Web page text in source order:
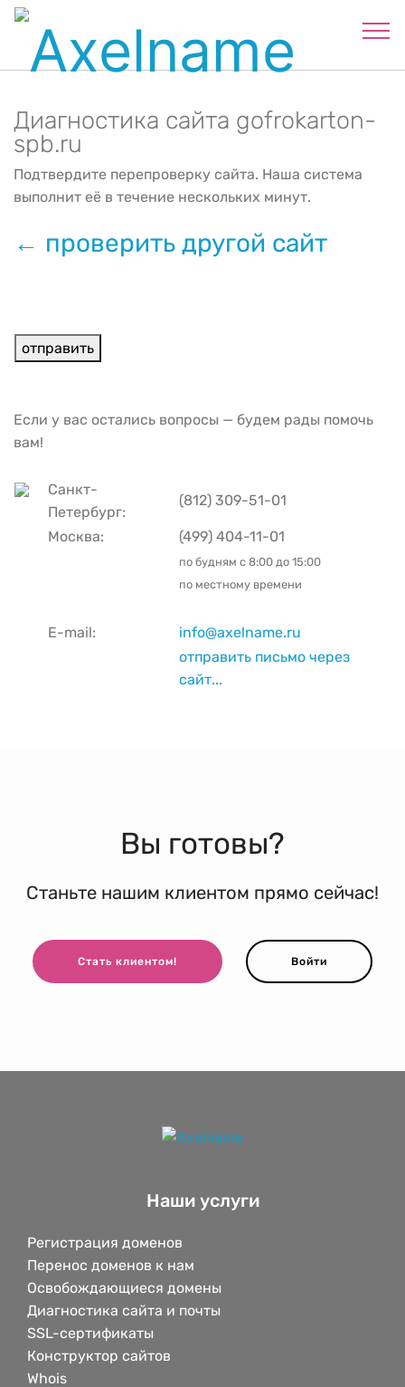
Диагностика сайта gofrokarton-
spb.ru
Подтвердите перепроверку сайта. Наша система
выполнит её в течение нескольких минут.
← проверить другой сайт
Если у вас остались вопросы — будем рады помочь
вам!
Санкт-
Петербург:
(812) 309-51-01
Москва: (499) 404-11-01
по будням с 8:00 до 15:00
по местному времени
E-mail:
info@axelname.ru
отправить письмо через
сайт...
Вы готовы?
Станьте нашим клиентом прямо сейчас!
Стать клиентом! Войти
Наши услуги
Регистрация доменов
Перенос доменов к нам
Освобождающиеся домены
Диагностика сайта и почты
SSL-сертификаты
Конструктор сайтов
Whois